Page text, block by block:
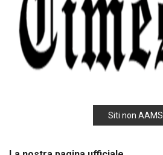
Siti non AAMS